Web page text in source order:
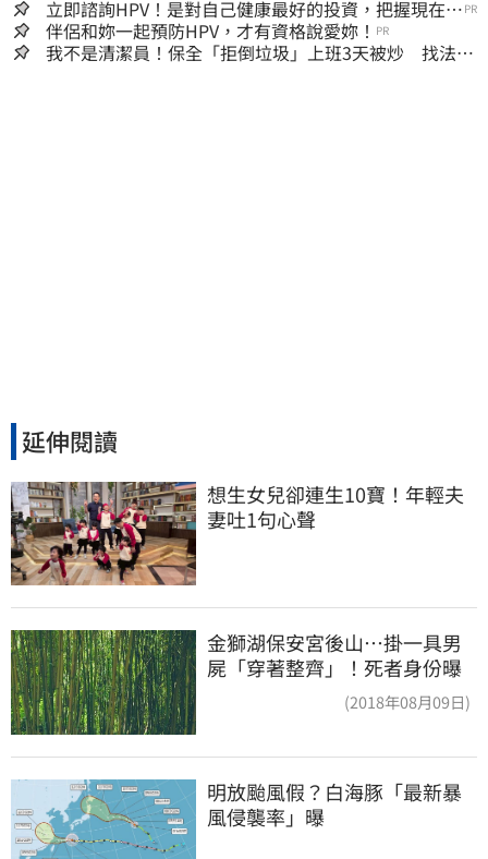
地「傷心不已」
立即諮詢HPV！是對自己健康最好的投資，把握現在不
嫌晚！
PR
伴侶和妳一起預防HPV，才有資格說愛妳！ PR
我不是清潔員！保全「拒倒垃圾」上班3天被炒 找法院
延伸閱讀
想生女兒卻連生10寶！年輕夫
妻吐1句心聲
金獅湖保安宮後山…掛一具男
屍「穿著整齊」！死者身份曝
(2018年08月09日)
明放颱風假？白海豚「最新暴
風侵襲率」曝